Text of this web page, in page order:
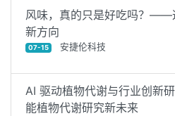
风味，真的只是好吃吗？——
新方向
07-15 安捷伦科技
AI 驱动植物代谢与行业创新
能植物代谢研究新未来